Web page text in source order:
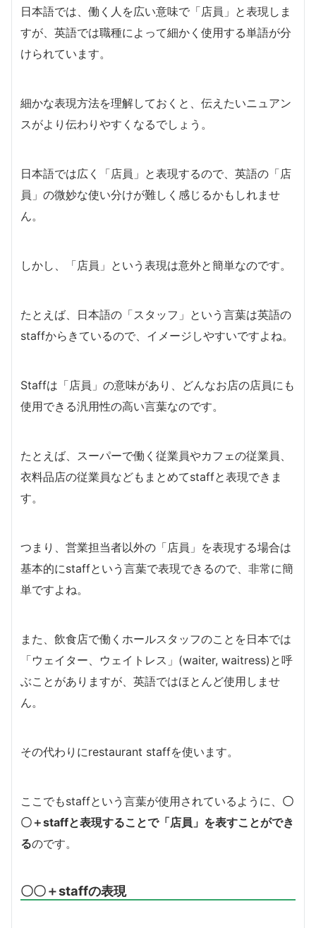
日本語では、働く人を広い意味で「店員」と表現しま
すが、英語では職種によって細かく使用する単語が分
けられています。
細かな表現方法を理解しておくと、伝えたいニュアン
スがより伝わりやすくなるでしょう。
日本語では広く「店員」と表現するので、英語の「店
員」の微妙な使い分けが難しく感じるかもしれませ
ん。
しかし、「店員」という表現は意外と簡単なのです。
たとえば、日本語の「スタッフ」という言葉は英語の
staffからきているので、イメージしやすいですよね。
Staffは「店員」の意味があり、どんなお店の店員にも
使用できる汎用性の高い言葉なのです。
たとえば、スーパーで働く従業員やカフェの従業員、
衣料品店の従業員などもまとめてstaffと表現できま
す。
つまり、営業担当者以外の「店員」を表現する場合は
基本的にstaffという言葉で表現できるので、非常に簡
単ですよね。
また、飲食店で働くホールスタッフのことを日本では
「ウェイター、ウェイトレス」(waiter, waitress)と呼
ぶことがありますが、英語ではほとんど使用しませ
ん。
その代わりにrestaurant staffを使います。
ここでもstaffという言葉が使用されているように、 〇
〇＋staffと表現することで「店員」を表すことができ
るのです。
〇〇＋staffの表現